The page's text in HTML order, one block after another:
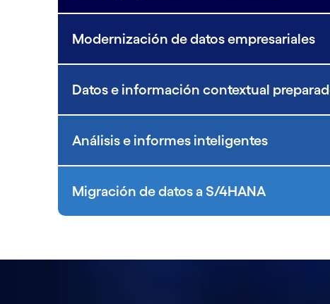
Modernización de datos empresariales
Datos e información contextual
Análisis e informes inteligentes
Migración de datos a S/4HANA